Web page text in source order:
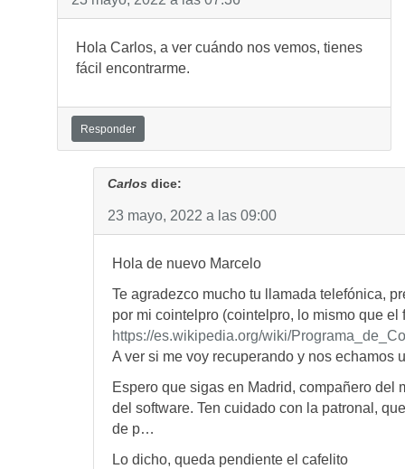
Hola Carlos, a ver cuándo nos vemos, tienes
fácil encontrarme.
Responder
Carlos dice:
23 mayo, 2022 a las 09:00
Hola de nuevo Marcelo
Te agradezco mucho tu llamada telefónica,
por mi cointelpro (cointelpro, lo mismo que el
https://es.wikipedia.org/wiki/
A ver si me voy recuperando y nos echamos
Espero que sigas en Madrid, compañero del
del software. Ten cuidado con la patronal,
de p…
Lo dicho, queda pendiente el cafelito